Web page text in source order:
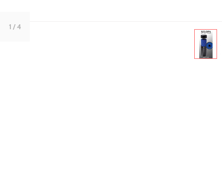
1 / 4